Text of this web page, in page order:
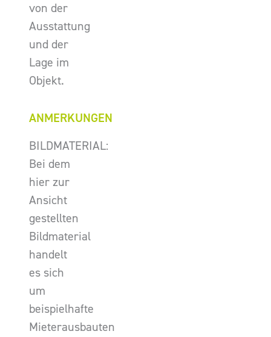
von der
Ausstattung
und der
Lage im
Objekt.
ANMERKUNGEN
BILDMATERIAL:
Bei dem
hier zur
Ansicht
gestellten
Bildmaterial
handelt
es sich
um
beispielhafte
Mieterausbauten